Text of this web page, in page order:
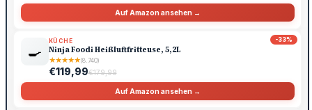
Auf Amazon ansehen →
-33%
🍳
KÜCHE
Ninja Foodi Heißluftfritteuse, 5,2L
★★★★★(8.740)
€119,99€179,99
Auf Amazon ansehen →